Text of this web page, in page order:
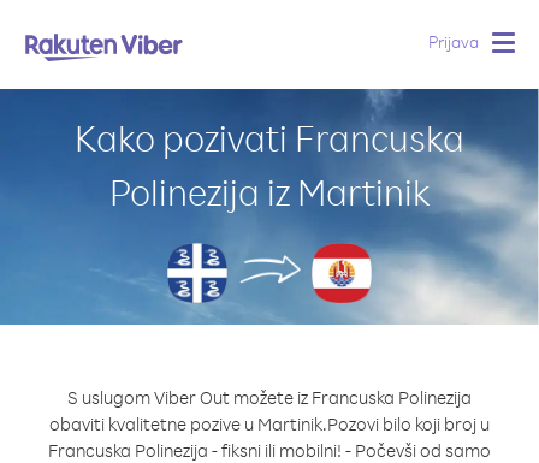
Prijava
Kako pozivati Francuska
Polinezija iz Martinik
S uslugom Viber Out možete iz Francuska Polinezija
obaviti kvalitetne pozive u Martinik.Pozovi bilo koji broj u
Francuska Polinezija - fiksni ili mobilni! - Počevši od samo